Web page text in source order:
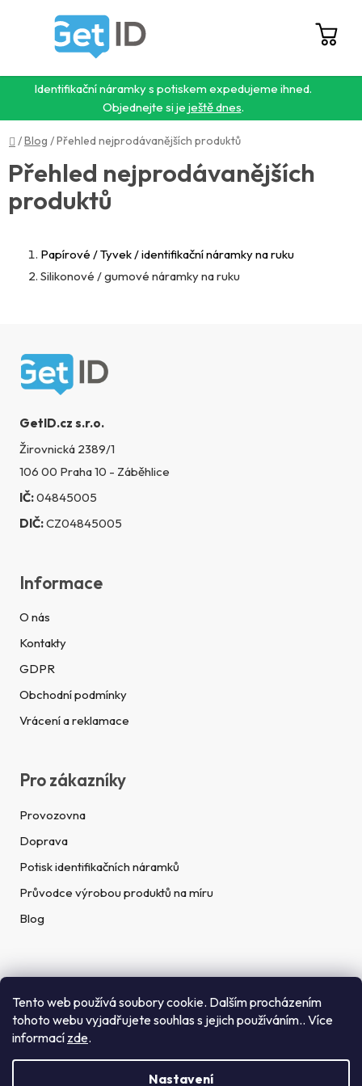
Tento web používá soubory cookie. Dalším procházením
tohoto webu vyjadřujete souhlas s jejich používáním.. Více
informací zde.
Nastavení
Identifikační náramky s potiskem expedujeme ihned.
Objednejte si je ještě dnes.
Hledat
Domů
/Blog /Přehled nejprodávanějších produktů
Přehled nejprodávanějších
produktů
Papírové / Tyvek / identifikační náramky na ruku
Silikonové / gumové náramky na ruku
Zápatí
GetID.cz s.r.o.
Žirovnická 2389/1
106 00 Praha 10 - Záběhlice
IČ:04845005
DIČ:CZ04845005
Informace
O nás
Kontakty
GDPR
Obchodní podmínky
Vrácení a reklamace
Pro zákazníky
Provozovna
Doprava
Potisk identifikačních náramků
Průvodce výrobou produktů na míru
Blog
Rychlé kontakty
Telefon:
(+420) 272 702 212